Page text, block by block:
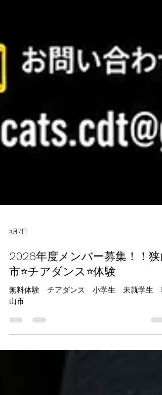
5月7日
2026年度メンバー募集！！狭
市⭐️チアダンス⭐️体験
山市